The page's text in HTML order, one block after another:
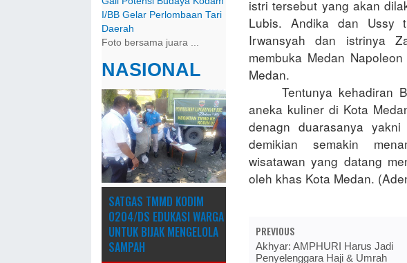
I/BB Gelar Perlombaan Tari
Daerah
Foto bersama juara ...
NASIONAL
SATGAS TMMD KODIM
0204/DS EDUKASI WARGA
UNTUK BIJAK MENGELOLA
SAMPAH
istri tersebut yang akan
Lubis. Andika dan Ussy
Irwansyah dan istrinya
membuka Medan
Medan.
Tentunya kehadiran
aneka kuliner di Kota
denagn duarasanya
demikian semakin
wisatawan yang datang
oleh khas Kota Medan.
PREVIOUS
Akhyar: AMPHURI Harus Jadi
Penyelenggara Haji & Umrah